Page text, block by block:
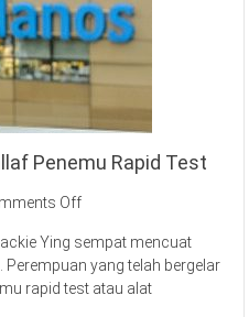
Penemu Rapid Test
Offon
Jackie
Ying,
Muallaf
Ying sempat mencuat
yang telah bergelar
rapid test atau alat